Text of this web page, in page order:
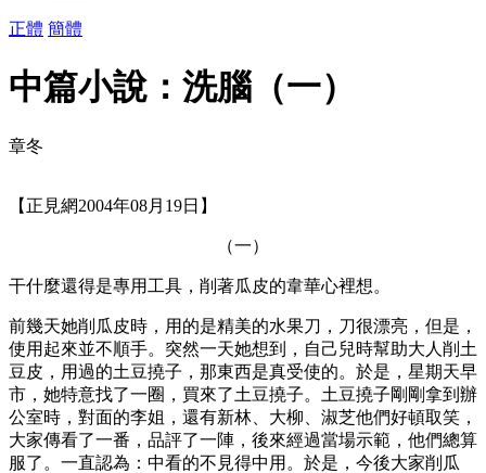
正體 簡體
中篇小說：洗腦（一）
章冬
【正見網2004年08月19日】
（一）
干什麼還得是專用工具，削著瓜皮的韋華心裡想。
前幾天她削瓜皮時，用的是精美的水果刀，刀很漂亮，但是，
使用起來並不順手。突然一天她想到，自己兒時幫助大人削土
豆皮，用過的土豆撓子，那東西是真受使的。於是，星期天早
市，她特意找了一圈，買來了土豆撓子。土豆撓子剛剛拿到辦
公室時，對面的李姐，還有新林、大柳、淑芝他們好頓取笑，
大家傳看了一番，品評了一陣，後來經過當場示範，他們總算
服了。一直認為：中看的不見得中用。於是，今後大家削瓜